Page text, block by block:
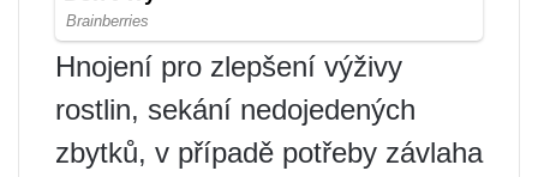
Hnojení pro zlepšení výživy
rostlin, sekání nedojedených
zbytků, v případě potřeby závlaha